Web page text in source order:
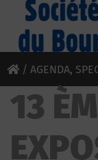
/ AGENDA,
EXPOSITION
13